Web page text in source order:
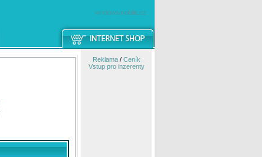
windowsmobile.cz
Reklama/ Ceník
Vstup pro inzerenty